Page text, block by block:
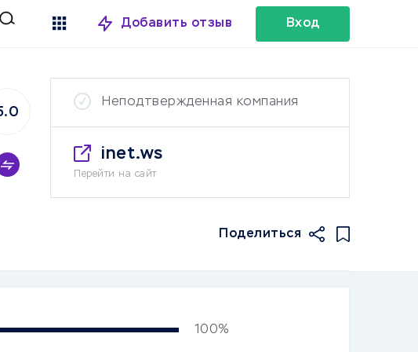
Добавить отзыв Вход
Неподтвержденная компания
inet.ws
Перейти на сайт
Поделиться
100%